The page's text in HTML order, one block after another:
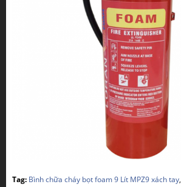
Tag: Bình chữa cháy bọt foam 9 Lít MPZ9 xách tay,